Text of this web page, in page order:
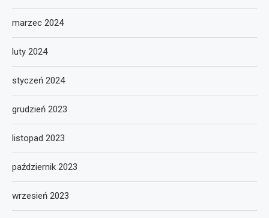
marzec 2024
luty 2024
styczeń 2024
grudzień 2023
listopad 2023
październik 2023
wrzesień 2023